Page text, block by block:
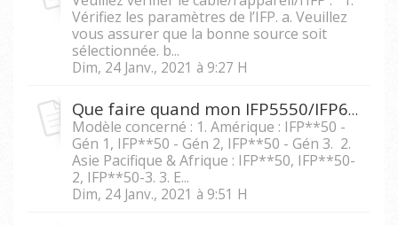
Vérifiez les paramètres de l’IFP. a. Veuillez
vous assurer que la bonne source soit
sélectionnée. b...
Dim, 24 Janv., 2021 à 9:27 H
Que faire quand mon IFP5550/IFP6550/IFP 7550/IFP8650 affiche un message « L'appareil est verrouillé, veuillez utiliser une clé U pour le déverrouiller ? »
Modèle concerné : 1. Amérique : IFP**50 -
Gén 1, IFP**50 - Gén 2, IFP**50 - Gén 3. 2.
Asie Pacifique & Afrique : IFP**50, IFP**50-
2, IFP**50-3. 3. E...
Dim, 24 Janv., 2021 à 9:51 H